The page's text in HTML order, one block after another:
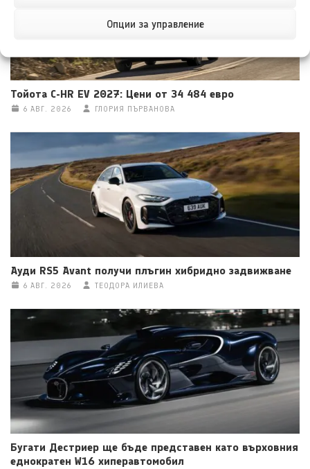
Опции за управление
Тойота C-HR EV 2027: Цени от 34 484 евро
6 АВГ. 2026 ГЛОРИЯ ПЪРВАНОВА
Ауди RS5 Avant получи плъгин хибридно задвижване
6 АВГ. 2026 ТЕОДОРА ИЛИЕВА
Бугати Дестриер ще бъде представен като върховния
еднократен W16 хиперавтомобил